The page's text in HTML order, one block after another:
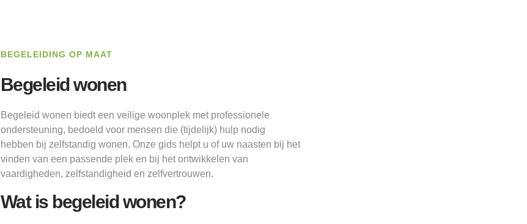
BEGELEIDING OP MAAT
Begeleid wonen
Begeleid wonen biedt een veilige woonplek met professionele
ondersteuning, bedoeld voor mensen die (tijdelijk) hulp nodig
hebben bij zelfstandig wonen. Onze gids helpt u of uw naasten bij het
vinden van een passende plek en bij het ontwikkelen van
vaardigheden, zelfstandigheid en zelfvertrouwen.
Wat is begeleid wonen?